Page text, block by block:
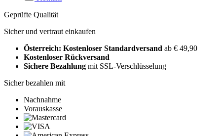
Geprüfte Qualität
Sicher und vertraut einkaufen
Österreich: Kostenloser Standardversand ab € 49,90
Kostenloser Rückversand
Sichere Bezahlung mit SSL-Verschlüsselung
Sicher bezahlen mit
Nachnahme
Vorauskasse